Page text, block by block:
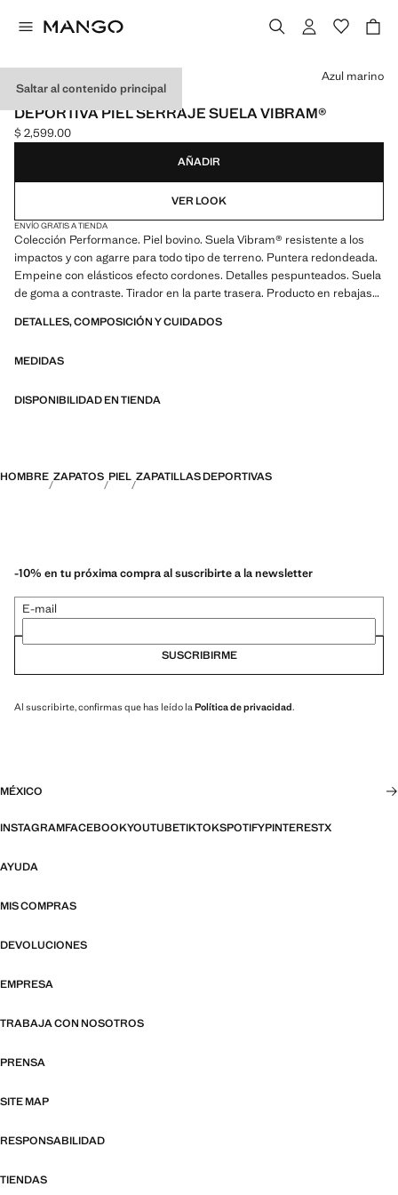
Saltar al contenido principal
PERFORMANCE / PIEL
DEPORTIVA PIEL SERRAJE SUELA VIBRAM®
Precio actual [$ 2,599.00 ]
$ 2,599.00
Selecciona un color
Azul marino
AÑADIR
VER LOOK
ENVÍO GRATIS A TIENDA
Colección Performance. Piel bovino. Suela Vibram® resistente a los
impactos y con agarre para todo tipo de terreno. Puntera redondeada.
Empeine con elásticos efecto cordones. Detalles pespunteados. Suela
de goma a contraste. Tirador en la parte trasera. Producto en rebajas
PERFORMANCE: Una colección de prendas confeccionadas con
características avanzadas como tejidos bi-stretch, de secado rápido,
organizadas en tres categorías generales: Termorregulador, Funcional
DETALLES, COMPOSICIÓN Y CUIDADOS
MEDIDAS
DISPONIBILIDAD EN TIENDA
HOMBRE ZAPATOS PIEL ZAPATILLAS DEPORTIVAS
-10% en tu próxima compra al suscribirte a la newsletter
E-mail
SUSCRIBIRME
Al suscribirte, confirmas que has leído la Política de privacidad.
MÉXICO
INSTAGRAMFACEBOOKYOUTUBETIKTOKSPOTIFYPINTERESTX
AYUDA
MIS COMPRAS
DEVOLUCIONES
EMPRESA
TRABAJA CON NOSOTROS
PRENSA
SITE MAP
RESPONSABILIDAD
TIENDAS